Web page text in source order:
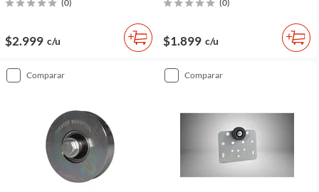
(0)
$2.999 c/u
(0)
$1.899 c/u
comparar comparar